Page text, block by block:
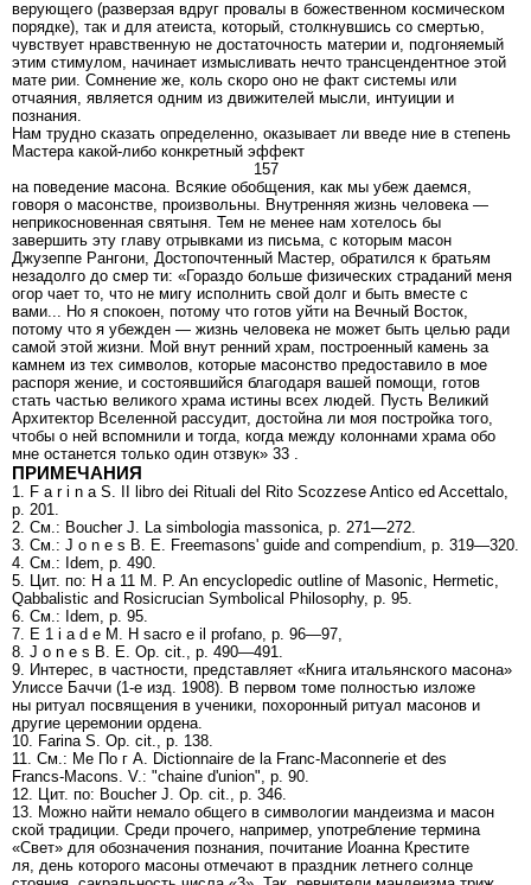
верующего (разверзая вдруг провалы в божественном космическом
порядке), так и для атеиста, который, столкнувшись со смертью,
чувствует нравственную не достаточность материи и, подгоняемый
этим стимулом, начинает измысливать нечто трансцендентное этой
мате рии. Сомнение же, коль скоро оно не факт системы или
отчаяния, является одним из движителей мысли, интуиции и
познания.
Нам трудно сказать определенно, оказывает ли введе ние в степень
Мастера какой-либо конкретный эффект
157
на поведение масона. Всякие обобщения, как мы убеж даемся,
говоря о масонстве, произвольны. Внутренняя жизнь человека —
неприкосновенная святыня. Тем не менее нам хотелось бы
завершить эту главу отрывками из письма, с которым масон
Джузеппе Рангони, Достопочтенный Мастер, обратился к братьям
незадолго до смер ти: «Гораздо больше физических страданий меня
огор чает то, что не мигу исполнить свой долг и быть вместе с
вами... Но я спокоен, потому что готов уйти на Вечный Восток,
потому что я убежден — жизнь человека не может быть целью ради
самой этой жизни. Мой внут ренний храм, построенный камень за
камнем из тех символов, которые масонство предоставило в мое
распоря жение, и состоявшийся благодаря вашей помощи, готов
стать частью великого храма истины всех людей. Пусть Великий
Архитектор Вселенной рассудит, достойна ли моя постройка того,
чтобы о ней вспомнили и тогда, когда между колоннами храма обо
мне останется только один отзвук» 33 .
ПРИМЕЧАНИЯ
1. F a r i n a S. II libro dei Rituali del Rito Scozzese Antico ed Accettalo,
p. 201.
2. См.: Boucher J. La simbologia massonica, p. 271—272.
3. См.: J о n e s В. Е. Freemasons' guide and compendium, p. 319—320.
4. См.: Idem, p. 490.
5. Цит. по: H a 11 M. P. An encyclopedic outline of Masonic, Hermetic,
Qabbalistic and Rosicrucian Symbolical Philosophy, p. 95.
6. См.: Idem, p. 95.
7. E 1 i a d e M. H sacro e il profano, p. 96—97,
8. J о n e s В. Е. Op. cit., p. 490—491.
9. Интерес, в частности, представляет «Книга итальянского масона»
Улиссе Баччи (1-е изд. 1908). В первом томе полностью изложе
ны ритуал посвящения в ученики, похоронный ритуал масонов и
другие церемонии ордена.
10. Farina S. Op. cit., p. 138.
11. См.: Me По г A. Dictionnaire de la Franc-Maconnerie et des
Francs-Macons. V.: "chaine d'union", p. 90.
12. Цит. по: Boucher J. Op. cit., p. 346.
13. Можно найти немало общего в символогии мандеизма и масон
ской традиции. Среди прочего, например, употребление термина
«Свет» для обозначения познания, почитание Иоанна Крестите
ля, день которого масоны отмечают в праздник летнего солнце